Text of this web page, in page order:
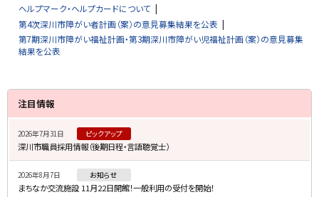
ヘルプマーク・ヘルプカードについて
第4次深川市障がい者計画（案）の意見募集結果を公表
第7期深川市障がい福祉計画・第3期深川市障がい児福祉計画（案）の意見募集
結果を公表
サ
イ
・
メ
注目情報
2026年7月31日 ピックアップ
深川市職員採用情報（後期日程・言語聴覚士）
2026年8月7日 お知らせ
まちなか交流施設 11月22日開館！一般利用の受付を開始！